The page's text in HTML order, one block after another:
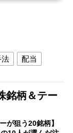
法 配当
銘柄＆テー
が狙う20銘柄】